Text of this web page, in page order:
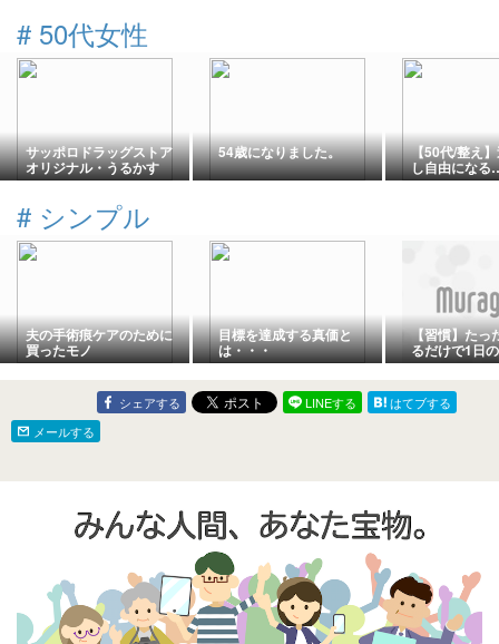
# 50代女性
サッポロドラッグストア
オリジナル・うるかす
HATOMUGI泡洗顔
54歳になりました。 【50代/整え
し自由にな
# シンプル
夫の手術痕ケアのために
買ったモノ
目標を達成する真価と
は・・・
【習慣】たっ
るだけで1日
ンスが上がる
シェアする LINEする
はてブする
メールする